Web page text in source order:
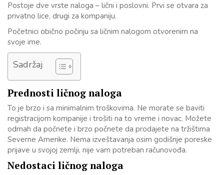
Postoje dve vrste naloga – lični i poslovni. Prvi se otvara za
privatno lice, drugi za kompaniju.
Početnici obično počinju sa ličnim nalogom otvorenim na
svoje ime.
Sadržaj
Prednosti ličnog naloga
To je brzo i sa minimalnim troškovima. Ne morate se baviti
registracijom kompanije i trošiti na to vreme i novac. Možete
odmah da počnete i brzo počnete da prodajete na tržištima
Severne Amerike. Nema izveštavanja osim godišnje poreske
prijave u svojoj zemlji, nije vam potreban računovođa.
Nedostaci ličnog naloga